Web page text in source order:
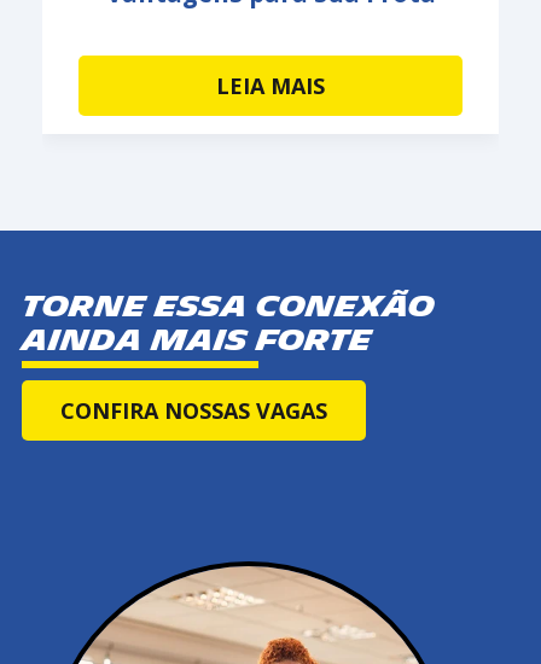
LEIA MAIS
Torne essa conexão
ainda mais forte
CONFIRA NOSSAS VAGAS